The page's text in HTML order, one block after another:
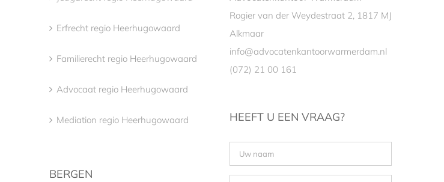
Erfrecht regio Heerhugowaard
Familierecht regio Heerhugowaard
Advocaat regio Heerhugowaard
Mediation regio Heerhugowaard
BERGEN
Rogier van der Weydestraat 2, 1817 MJ
Alkmaar
info@advocatenkantoorwarmerdam.nl
(072) 21 00 161
HEEFT U EEN VRAAG?